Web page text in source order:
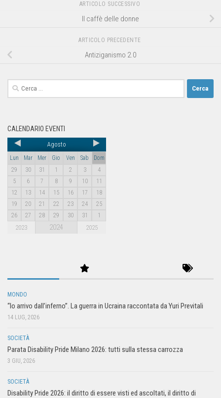
ARTICOLO SUCCESSIVO
Il caffè delle donne
ARTICOLO PRECEDENTE
Antiziganismo 2.0
CALENDARIO EVENTI
Agosto
Lun Mar Mer Gio Ven Sab
Dom
29
30 31 1 2 3
4
5
6 7 8 9 10
11
12
13 14 15 16 17
18
19
20 21 22 23 24
25
26
27 28 29 30 31 1
2023 2024 2025
MONDO
“Io arrivo dall’inferno”. La guerra in Ucraina raccontata da Yuri Previtali
14 LUG, 2026
SOCIETÀ
Parata Disability Pride Milano 2026: tutti sulla stessa carrozza
3 GIU, 2026
SOCIETÀ
Disability Pride 2026: il diritto di essere visti ed ascoltati, il diritto di